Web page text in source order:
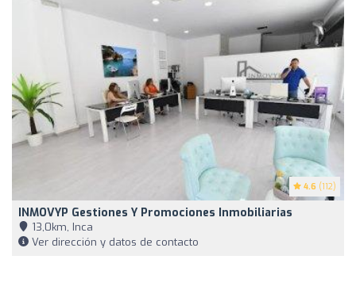
4.6 (112)
INMOVYP Gestiones Y Promociones Inmobiliarias
13,0km, Inca
Ver dirección y datos de contacto